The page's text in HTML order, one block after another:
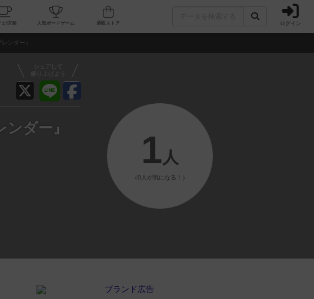
一覧 カフェ/店舗 人気ボードゲーム ログイン
ンダー』
シェアして
盛り上げよう
ダー』
1 人
（0人が気になる！）